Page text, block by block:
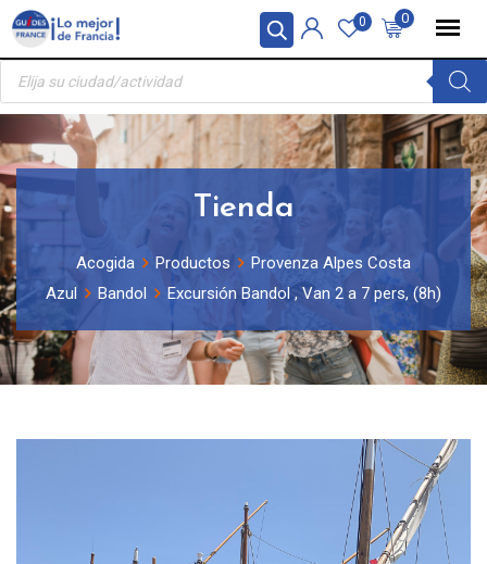
Panel de gestión de cookies
Skip
content
0
0
Búsqueda
productos
Tienda
Acogida Productos
Provenza Alpes Costa
Azul
Bandol Excursión Bandol , Van 2 a 7 pers, (8h)